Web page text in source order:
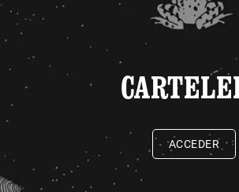
ACCEDER